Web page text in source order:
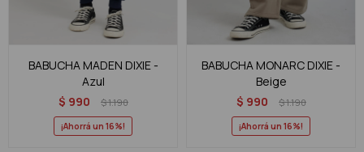
BABUCHA MADEN DIXIE -
Azul
$ 990 $1.190
16
BABUCHA MONARC DIXIE -
Beige
$ 990 $1.190
16